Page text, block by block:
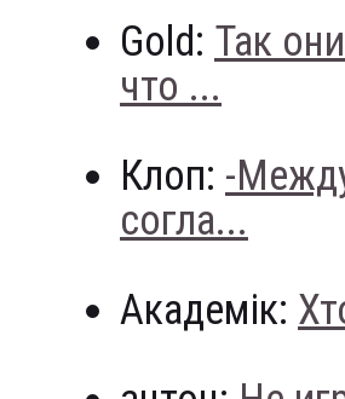
Gold: Так
что ...
Клоп: -
согла...
Академік: